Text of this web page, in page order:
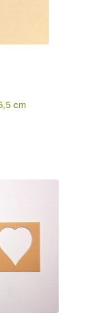
cm